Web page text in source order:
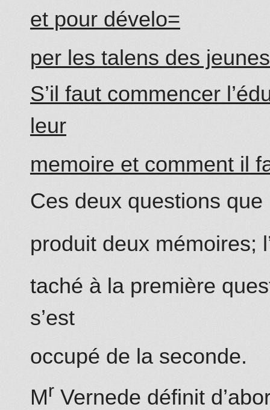
et pour dévelo=
per les talens des
S’il faut commencer
leur
memoire et comment il
Ces deux questions que
produit deux mémoires;
taché à la première
s’est
occupé de la seconde.
Mr Vernede définit